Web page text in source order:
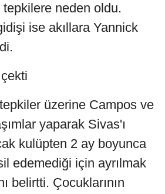
neden oldu.
ise akıllara Yannick
üzerine Campos ve
yaparak Sivas'ı
kulüpten 2 ay boyunca
edemediği için ayrılmak
belirtti. Çocuklarının